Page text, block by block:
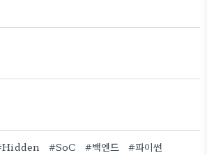
#SoC #백엔드 #파이썬